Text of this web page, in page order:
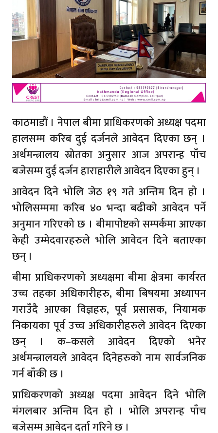
काठमाडौं । नेपाल बीमा प्राधिकरणको अध्यक्ष पदमा
हालसम्म करिब दुई दर्जनले आवेदन दिएका छन् ।
अर्थमन्त्रालय स्रोतका अनुसार आज अपरान्ह पाँच
बजेसम्म दुई दर्जन हाराहारीले आवेदन दिएका हुन् ।
आवेदन दिने भोलि जेठ १९ गते अन्तिम दिन हो ।
भोलिसम्ममा करिब ४० भन्दा बढीको आवेदन पर्ने
अनुमान गरिएको छ । बीमापोष्टको सम्पर्कमा आएका
केही उम्मेदवारहरुले भोलि आवेदन दिने बताएका
छन् ।
बीमा प्राधिकरणको अध्यक्षमा बीमा क्षेत्रमा कार्यरत
उच्च तहका अधिकारीहरु, बीमा बिषयमा अध्यापन
गराउँदै आएका विज्ञहरु, पूर्व प्रसासक, नियामक
निकायका पूर्व उच्च अधिकारीहरुले आवेदन दिएका
छन् । क–कसले आवेदन दिएको भनेर
अर्थमन्त्रालयले आवेदन दिनेहरुको नाम सार्वजनिक
गर्न बाँकी छ ।
प्राधिकरणको अध्यक्ष पदमा आवेदन दिने भोलि
मंगलबार अन्तिम दिन हो । भोलि अपरान्ह पाँच
बजेसम्म आवेदन दर्ता गरिने छ ।